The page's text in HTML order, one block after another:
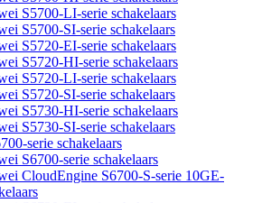
S5700-LI-serie schakelaars
S5700-SI-serie schakelaars
S5720-EI-serie schakelaars
S5720-HI-serie schakelaars
S5720-LI-serie schakelaars
S5720-SI-serie schakelaars
S5730-HI-serie schakelaars
S5730-SI-serie schakelaars
serie schakelaars
S6700-serie schakelaars
CloudEngine S6700-S-serie 10GE-